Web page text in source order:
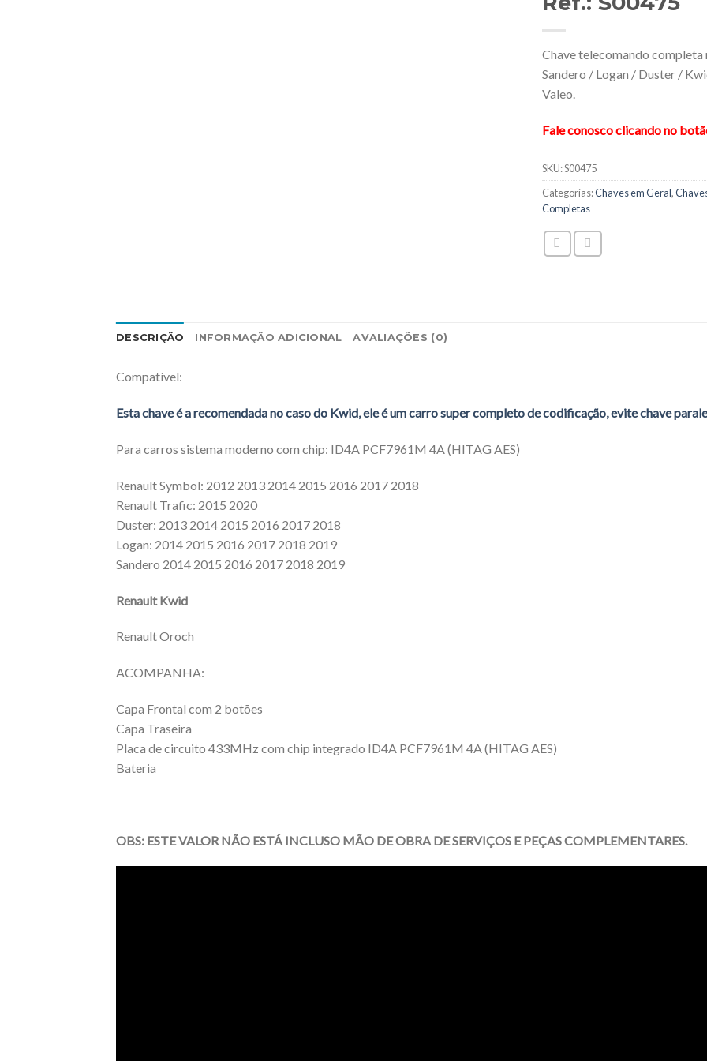
Chave telecomando completa
Sandero / Logan / Duster /
Valeo.
Fale conosco clicando no
SKU:S00475
Categorias:Chaves em Geral,
Completas
DESCRIÇÃO INFORMAÇÃO ADICIONAL AVALIAÇÕES (0)
Compatível:
Esta chave é a recomendada no caso do Kwid, ele é um carro super completo de codificação, evite chave
Para carros sistema moderno com chip: ID4A PCF7961M 4A (HITAG AES)
Renault Symbol: 2012 2013 2014 2015 2016 2017 2018
Renault Trafic: 2015 2020
Duster: 2013 2014 2015 2016 2017 2018
Logan: 2014 2015 2016 2017 2018 2019
Sandero 2014 2015 2016 2017 2018 2019
Renault Kwid
Renault Oroch
ACOMPANHA:
Capa Frontal com 2 botões
Capa Traseira
Placa de circuito 433MHz com chip integrado ID4A PCF7961M 4A (HITAG AES)
Bateria
OBS: ESTE VALOR NÃO ESTÁ INCLUSO MÃO DE OBRA DE SERVIÇOS E PEÇAS COMPLEMENTARES.